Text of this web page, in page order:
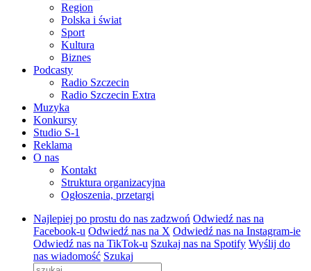
Region
Polska i świat
Sport
Kultura
Biznes
Podcasty
Radio Szczecin
Radio Szczecin Extra
Muzyka
Konkursy
Studio S-1
Reklama
O nas
Kontakt
Struktura organizacyjna
Ogłoszenia, przetargi
Najlepiej po prostu do nas zadzwoń Odwiedź nas na
Facebook-u Odwiedź nas na X Odwiedź nas na Instagram-ie
Odwiedź nas na TikTok-u Szukaj nas na Spotify Wyślij do
nas wiadomość Szukaj